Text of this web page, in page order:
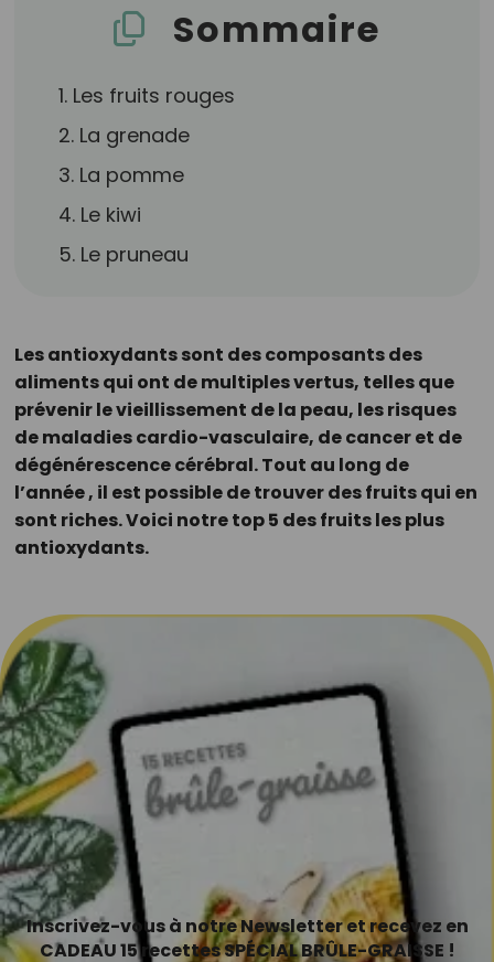
Sommaire
1. Les fruits rouges
2. La grenade
3. La pomme
4. Le kiwi
5. Le pruneau
Les antioxydants sont des composants des
aliments qui ont de multiples vertus, telles que
prévenir le vieillissement de la peau, les risques
de maladies cardio-vasculaire, de cancer et de
dégénérescence cérébral. Tout au long de
l’année , il est possible de trouver des fruits qui en
sont riches. Voici notre top 5 des fruits les plus
antioxydants.
Inscrivez-vous à notre Newsletter et recevez en
CADEAU 15 recettes SPÉCIAL BRÛLE-GRAISSE !